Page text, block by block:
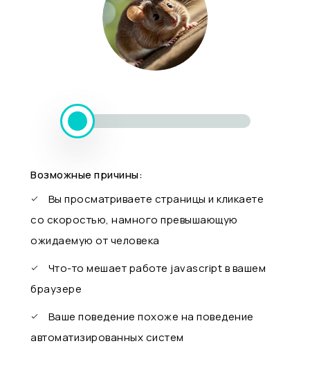
Возможные причины:
Вы просматриваете страницы и кликаете
со скоростью, намного превышающую
ожидаемую от человека
Что-то мешает работе javascript в вашем
браузере
Ваше поведение похоже на поведение
автоматизированных систем